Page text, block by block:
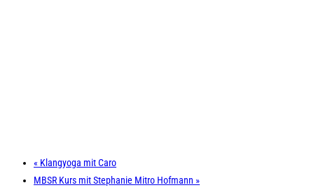
« Klangyoga mit Caro
MBSR Kurs mit Stephanie Mitro Hofmann »